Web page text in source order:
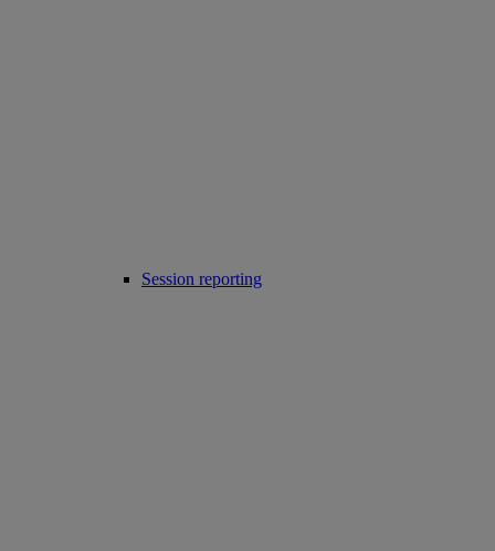
Session reporting